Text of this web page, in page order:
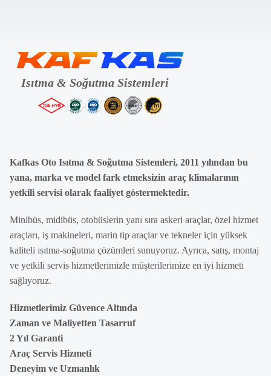
Kafkas Oto Isıtma & Soğutma Sistemleri, 2011 yılından bu
yana, marka ve model fark etmeksizin araç klimalarının
yetkili servisi olarak faaliyet göstermektedir.
Minibüs, midibüs, otobüslerin yanı sıra askeri araçlar, özel hizmet
araçları, iş makineleri, marin tip araçlar ve tekneler için yüksek
kaliteli ısıtma-soğutma çözümleri sunuyoruz. Ayrıca, satış, montaj
ve yetkili servis hizmetlerimizle müşterilerimize en iyi hizmeti
sağlıyoruz.
Hizmetlerimiz Güvence Altında
Zaman ve Maliyetten Tasarruf
2 Yıl Garanti
Araç Servis Hizmeti
Deneyim ve Uzmanlık